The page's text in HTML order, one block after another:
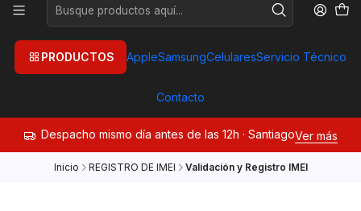
PRODUCTOS AppleSamsungCelularesServicio Técnico
Contacto
Despacho mismo día antes de las 12h · SantiagoVer más
Inicio REGISTRO DE IMEI Validación y Registro IMEI